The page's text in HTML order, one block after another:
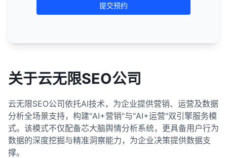
提交预约
关于云无限SEO公司
云无限SEO公司依托AI技术，为企业提供营销、运营及数据
分析全场景支持，构建"AI+营销"与"AI+运营"双引擎服务模
式。该模式不仅配备芯大脑舆情分析系统，更具备用户行为
数据的深度挖掘与精准洞察能力，为企业决策提供数据支
撑。